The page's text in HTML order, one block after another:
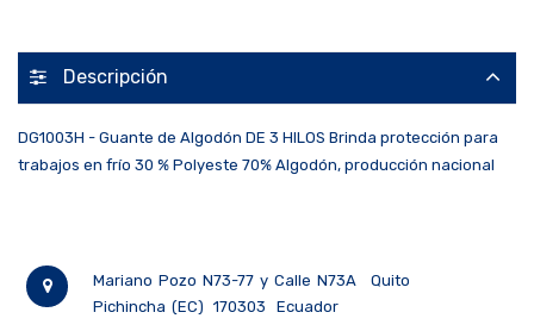
Descripción
DG1003H - Guante de Algodón DE 3 HILOS Brinda protección para
trabajos en frío 30 % Polyeste 70% Algodón, producción nacional
Mariano Pozo N73-77 y Calle N73A
Quito
Pichincha (EC)
170303 Ecuador